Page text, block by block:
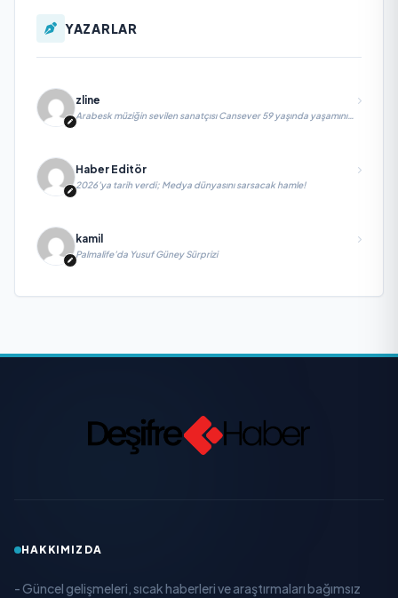
YAZARLAR
zline
Arabesk müziğin sevilen sanatçısı Cansever 59 yaşında yaşamını
Haber Editör
2026’ya tarih verdi; Medya dünyasını sarsacak hamle!
kamil
Palmalife’da Yusuf Güney Sürprizi
HAKKIMIZDA
- Güncel gelişmeleri, sıcak haberleri ve araştırmaları bağımsız